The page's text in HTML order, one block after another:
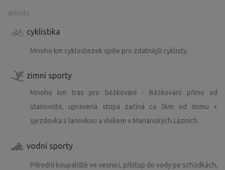
aktivity
cyklistika
Mnoho km cyklostezek spíše pro zdatnější cyklisty.
zimní sporty
Mnoho km tras pro běžkování - Běžkování přímo od
stanoviště, upravená stopa začíná ca 5km od domu +
sjezdovka s lanovkou a vlekem v Mariánských Lázních.
vodní sporty
Přírodní koupaliště ve vesnici, přístup do vody po schůdkách,